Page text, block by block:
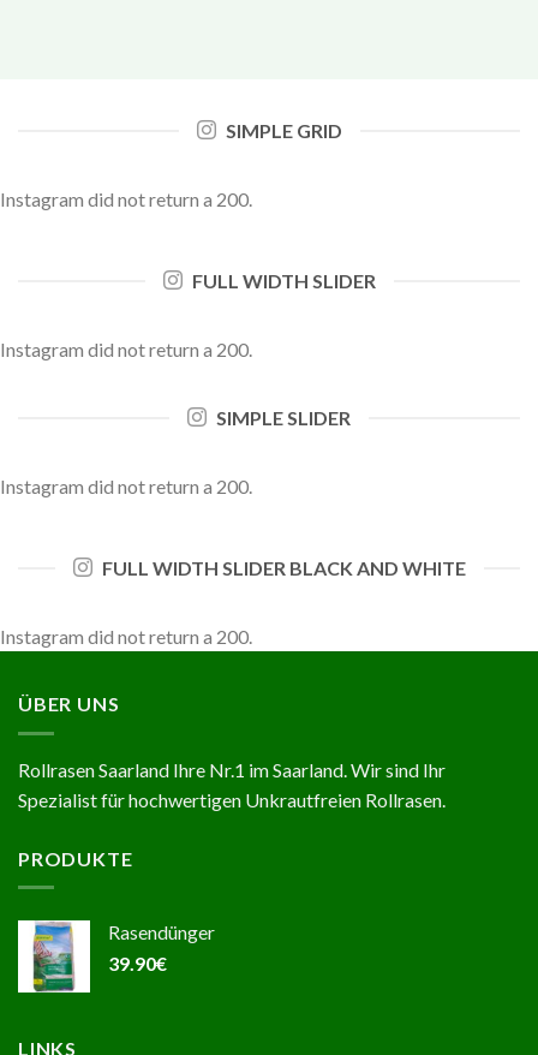
SIMPLE GRID
Instagram did not return a 200.
FULL WIDTH SLIDER
Instagram did not return a 200.
SIMPLE SLIDER
Instagram did not return a 200.
FULL WIDTH SLIDER BLACK AND WHITE
Instagram did not return a 200.
ÜBER UNS
Rollrasen Saarland Ihre Nr.1 im Saarland. Wir sind Ihr
Spezialist für hochwertigen Unkrautfreien Rollrasen.
PRODUKTE
Rasendünger
39.90€
LINKS